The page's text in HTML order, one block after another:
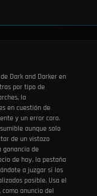
Dark and Darker en
por tipo de
la
en cuestión de
y un error caro.
aunque solo
de un vistazo
ganancia de
de hoy, la pestaña
a juzgar si los
posible. Usa el
anuncio del